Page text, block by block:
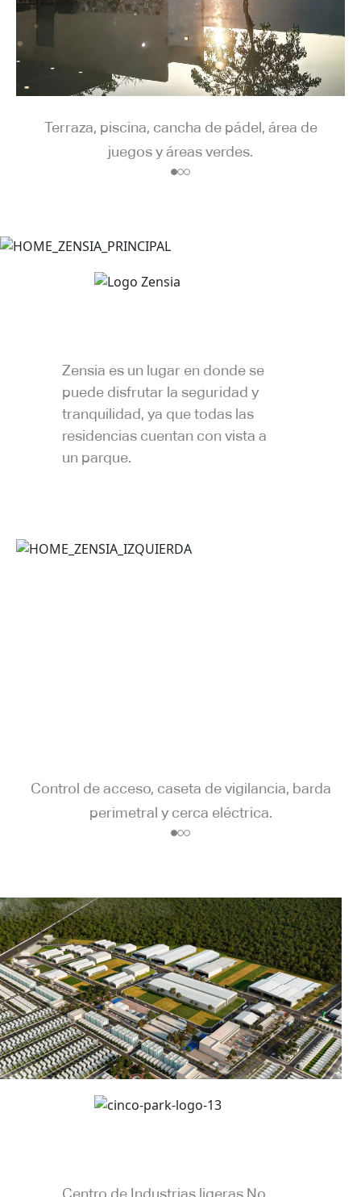
Terraza, piscina, cancha de pádel, área de
juegos y áreas verdes.
Zensia es un lugar en donde se
puede disfrutar la seguridad y
tranquilidad, ya que todas las
residencias cuentan con vista a
un parque.
Control de acceso, caseta de vigilancia, barda
perimetral y cerca eléctrica.
Centro de Industrias ligeras No